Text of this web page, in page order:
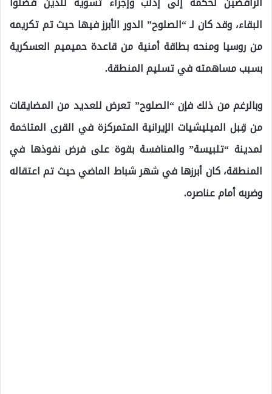
البقاء، وقد كان لـ “الصلوح” الدور الأبرز فيها حيث تم تكريمه
من روسيا ومنحه بطاقة أمنية من قاعدة حميميم العسكرية
بسبب مساهمته في تسليم المنطقة.
وبالرغم من ذلك فإن “الصلوح” تعرض للعديد من المضايقات
من قِبل الميليشيات الإيرانية المتمركزة في القرى المتاخمة
لمدينة “تلبيسة” والمنافسة بقوة على فرض نفوذها في
المنطقة، كان أبرزها في شهر شباط الماضي حيث تم اعتقاله
وضربه أمام عناصره.